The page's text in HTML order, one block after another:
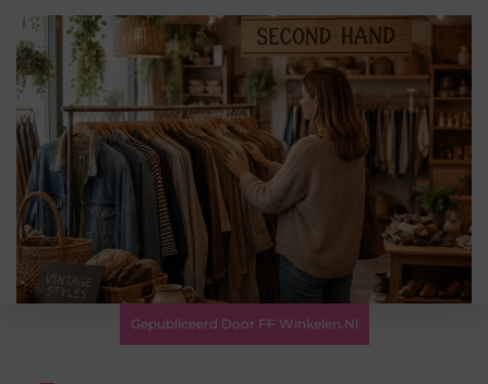
Gepubliceerd Door FF Winkelen.nl